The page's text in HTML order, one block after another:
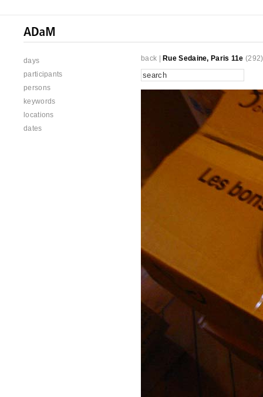
days
participants
persons
keywords
locations
dates
back Rue Sedaine, Paris 11e